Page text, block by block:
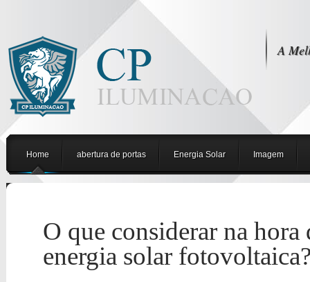
A
Home abertura de portas Energia Solar Imagem
O que considerar na hora
energia solar